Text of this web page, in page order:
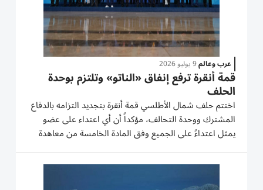
عرب وعالم9 يوليو 2026
قمة أنقرة ترفع إنفاق «الناتو» وتلتزم بوحدة
الحلف
اختتم حلف شمال الأطلسي قمة أنقرة بتجديد التزامه بالدفاع
المشترك ووحدة التحالف، مؤكداً أن أي اعتداء على عضو
يمثل اعتداءً على الجميع وفق المادة الخامسة من معاهدة
الحلف. وطغت على أعمال القمة خلافات الرئيس الأمريكي
دونالد ترامب مع عدد من الحلفاء بشأن غرينلاند وإيران